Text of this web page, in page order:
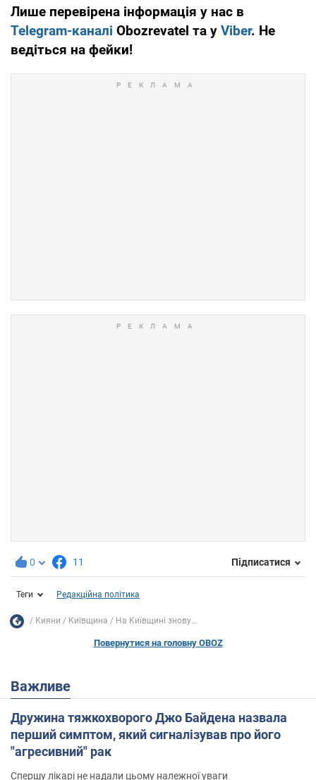
Лише перевірена інформація у нас в
Telegram-каналі Obozrevatel та у Viber. Не
ведіться на фейки!
0 11 Підписатися
Теги Редакційна політика
Кияни Київщина На Київщині знову...
Повернутися на головну OBOZ
Важливе
Дружина тяжкохворого Джо Байдена назвала
перший симптом, який сигналізував про його
"агресивний" рак
Спершу лікарі не надали цьому належної уваги